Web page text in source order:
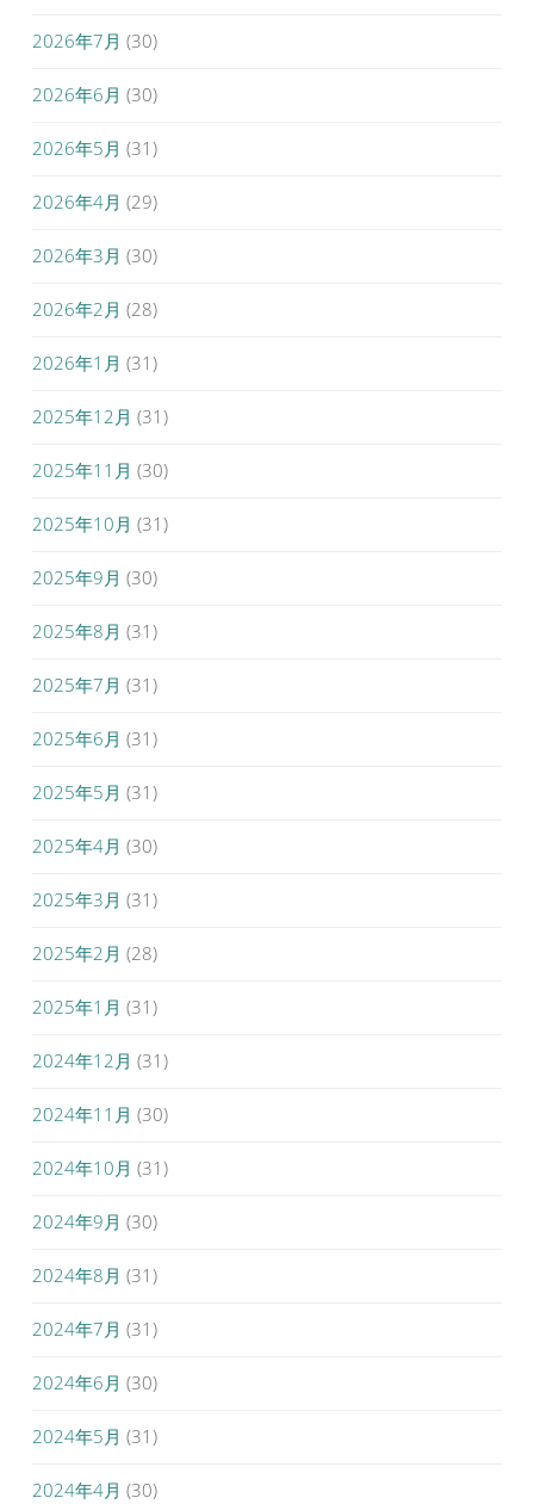
2026年7月 (30)
2026年6月 (30)
2026年5月 (31)
2026年4月 (29)
2026年3月 (30)
2026年2月 (28)
2026年1月 (31)
2025年12月 (31)
2025年11月 (30)
2025年10月 (31)
2025年9月 (30)
2025年8月 (31)
2025年7月 (31)
2025年6月 (31)
2025年5月 (31)
2025年4月 (30)
2025年3月 (31)
2025年2月 (28)
2025年1月 (31)
2024年12月 (31)
2024年11月 (30)
2024年10月 (31)
2024年9月 (30)
2024年8月 (31)
2024年7月 (31)
2024年6月 (30)
2024年5月 (31)
2024年4月 (30)